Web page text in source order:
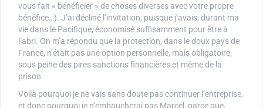
vous fait « bénéficier » de choses diverses avec votre propre
bénéfice…). J’ai décliné l’invitation, puisque j’avais, durant ma
vie dans le Pacifique, économisé suffisamment pour être à
l’abri. On m’a répondu que la protection, dans le doux pays de
France, n’était pas une option personnelle, mais obligatoire,
sous peine des pires sanctions financières et même de la
prison.
Voilà pourquoi je ne vais sans doute pas continuer l’entreprise,
et donc pourquoi je n’embaucherai pas Marcel, parce que,